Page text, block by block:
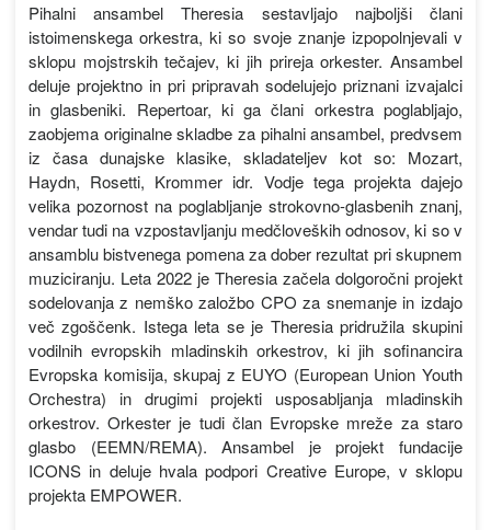
Pihalni ansambel Theresia sestavljajo najboljši člani
istoimenskega orkestra, ki so svoje znanje izpopolnjevali v
sklopu mojstrskih tečajev, ki jih prireja orkester. Ansambel
deluje projektno in pri pripravah sodelujejo priznani izvajalci
in glasbeniki. Repertoar, ki ga člani orkestra poglabljajo,
zaobjema originalne skladbe za pihalni ansambel, predvsem
iz časa dunajske klasike, skladateljev kot so: Mozart,
Haydn, Rosetti, Krommer idr. Vodje tega projekta dajejo
velika pozornost na poglabljanje strokovno-glasbenih znanj,
vendar tudi na vzpostavljanju medčloveških odnosov, ki so v
ansamblu bistvenega pomena za dober rezultat pri skupnem
muziciranju. Leta 2022 je Theresia začela dolgoročni projekt
sodelovanja z nemško založbo CPO za snemanje in izdajo
več zgoščenk. Istega leta se je Theresia pridružila skupini
vodilnih evropskih mladinskih orkestrov, ki jih sofinancira
Evropska komisija, skupaj z EUYO (European Union Youth
Orchestra) in drugimi projekti usposabljanja mladinskih
orkestrov. Orkester je tudi član Evropske mreže za staro
glasbo (EEMN/REMA). Ansambel je projekt fundacije
ICONS in deluje hvala podpori Creative Europe, v sklopu
projekta EMPOWER.